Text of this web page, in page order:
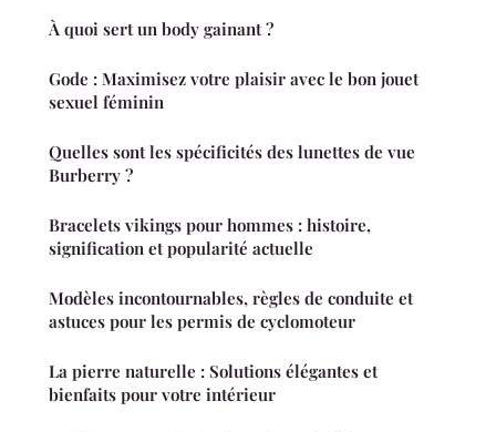
À quoi sert un body gainant ?
Gode : Maximisez votre plaisir avec le bon jouet
sexuel féminin
Quelles sont les spécificités des lunettes de vue
Burberry ?
Bracelets vikings pour hommes : histoire,
signification et popularité actuelle
Modèles incontournables, règles de conduite et
astuces pour les permis de cyclomoteur
La pierre naturelle : Solutions élégantes et
bienfaits pour votre intérieur